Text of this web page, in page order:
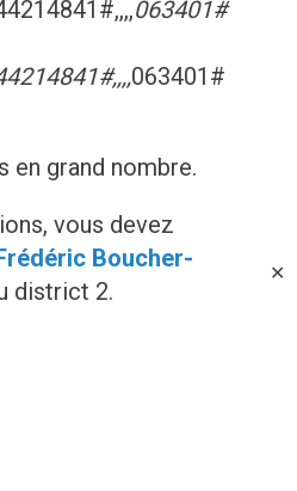
✕
063401#
063401#
en grand nombre.
vous devez
Boucher-
district 2.